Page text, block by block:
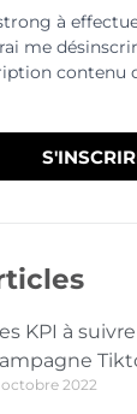
à
me
contenu
KPI à
2022